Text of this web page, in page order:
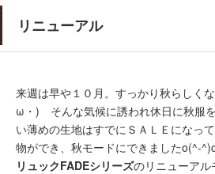
リニューアル
来週は早や１０月。すっかり秋らしくな
ω・) そんな気候に誘われ休日に秋服
い薄めの生地はすでにＳＡＬＥになっ
物ができ、秋モードにできました
リュックFADEシリーズのリニューアル